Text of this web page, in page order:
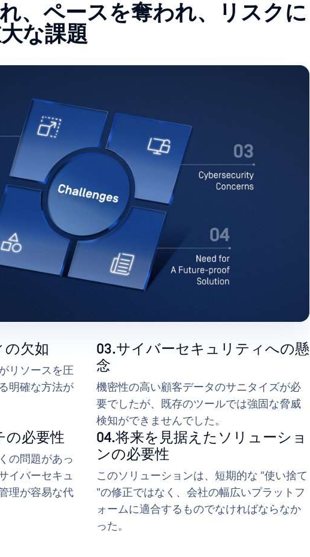
、ペースを奪われ、リスクに
な課題
の欠如
リソースを圧
明確な方法が
03.サイバーセキュリティへの懸
念
機密性の高い顧客データのサニタイズが必
要でしたが、既存のツールでは強固な脅威
検知ができませんでした。
の必要性
の問題があっ
イバーセキュ
理が容易な代
04.将来を見据えたソリューショ
ンの必要性
このソリューションは、短期的な "使い捨て
"の修正ではなく、会社の幅広いプラットフ
ォームに適合するものでなければならなか
った。